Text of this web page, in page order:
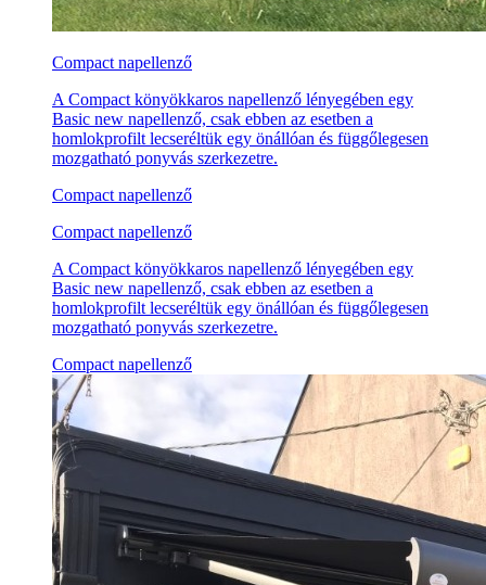
Compact napellenző
A Compact könyökkaros napellenző lényegében egy
Basic new napellenző, csak ebben az esetben a
homlokprofilt lecseréltük egy önállóan és függőlegesen
mozgatható ponyvás szerkezetre.
Compact napellenző
Compact napellenző
A Compact könyökkaros napellenző lényegében egy
Basic new napellenző, csak ebben az esetben a
homlokprofilt lecseréltük egy önállóan és függőlegesen
mozgatható ponyvás szerkezetre.
Compact napellenző